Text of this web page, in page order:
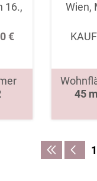
16.,
€
Wien,
45
1